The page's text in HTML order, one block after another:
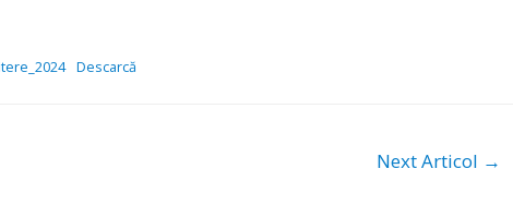
Descarcă
Next Articol →